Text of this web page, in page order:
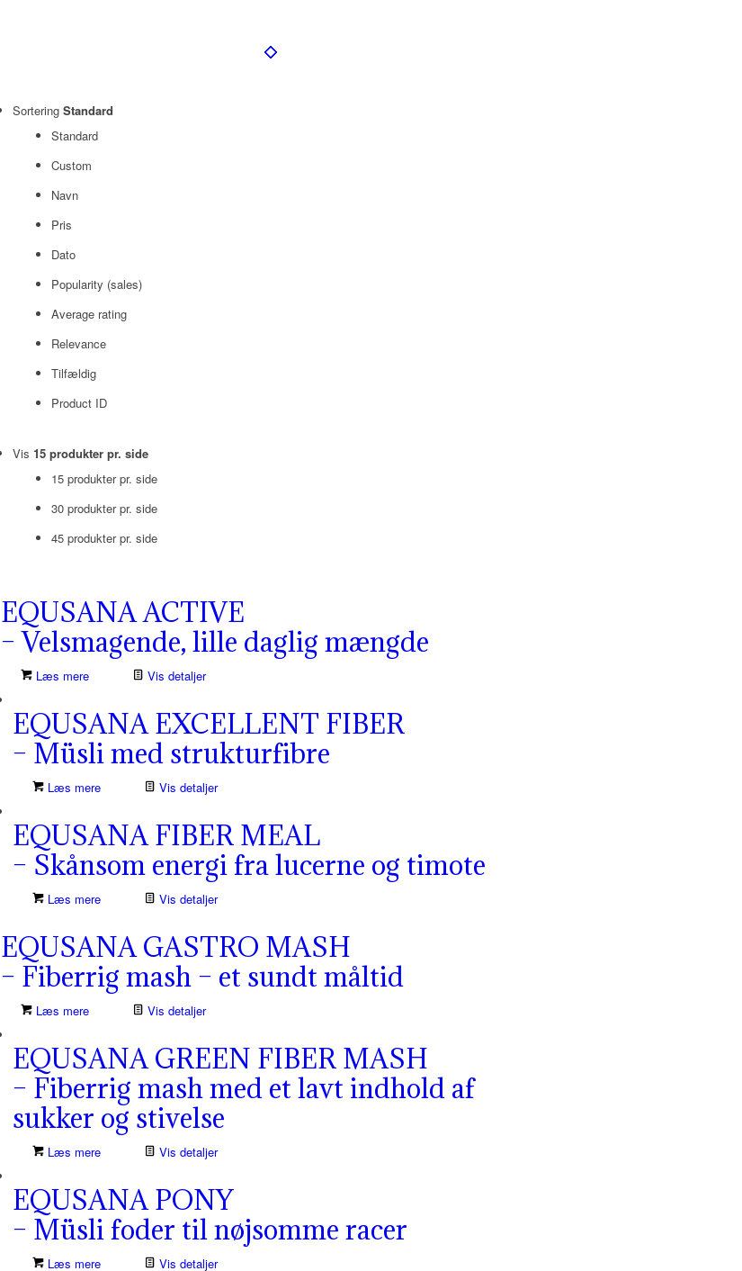
Sortering Standard
Standard
Custom
Navn
Pris
Dato
Popularity (sales)
Average rating
Relevance
Tilfældig
Product ID
Vis 15 produkter pr. side
15 produkter pr. side
30 produkter pr. side
45 produkter pr. side
EQUSANA ACTIVE
– Velsmagende, lille daglig mængde
Læs mere Vis detaljer
EQUSANA EXCELLENT FIBER
– Müsli med strukturfibre
Læs mere Vis detaljer
EQUSANA FIBER MEAL
– Skånsom energi fra lucerne og timote
Læs mere Vis detaljer
EQUSANA GASTRO MASH
– Fiberrig mash – et sundt måltid
Læs mere Vis detaljer
EQUSANA GREEN FIBER MASH
– Fiberrig mash med et lavt indhold af
sukker og stivelse
Læs mere Vis detaljer
EQUSANA PONY
– Müsli foder til nøjsomme racer
Læs mere Vis detaljer